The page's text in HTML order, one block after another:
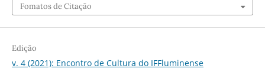
Fomatos de Citação
Edição
v. 4 (2021): Encontro de Cultura do IFFluminense